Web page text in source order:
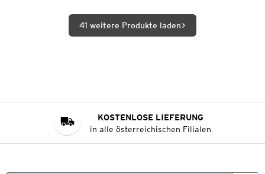
41 weitere Produkte laden
KOSTENLOSE LIEFERUNG
in alle österreichischen Filialen